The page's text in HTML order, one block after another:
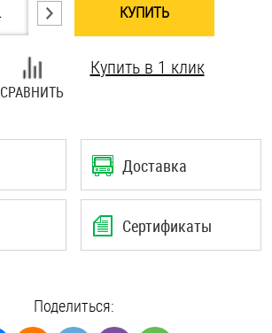
КУПИТЬ
СРАВНИТЬ
Купить в 1 клик
Доставка
Сертификаты
Поделиться: